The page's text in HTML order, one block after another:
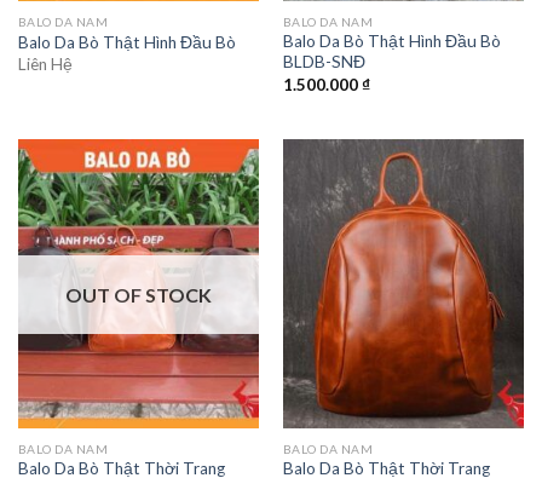
BALO DA NAM
Balo Da Bò Thật Hình Đầu Bò
Liên Hệ
BALO DA NAM
Balo Da Bò Thật Hình Đầu Bò
BLDB-SNĐ
1.500.000₫
OUT OF STOCK
BALO DA NAM
Balo Da Bò Thật Thời Trang
BALO DA NAM
Balo Da Bò Thật Thời Trang